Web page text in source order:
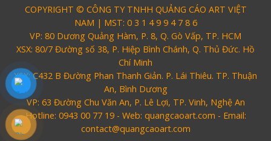
COPYRIGHT © CÔNG TY TNHH QUẢNG CÁO ART VIỆT
NAM | MST: 0 3 1 4 9 9 4 7 8 6
VP: 80 Dương Quảng Hàm, P. 8, Q. Gò Vấp, TP. HCM
XSX: 80/7 Đường số 38, P. Hiệp Bình Chánh, Q. Thủ Đức. Hồ
Chí Minh
XSX: C432 B Đường Phan Thanh Giản. P. Lái Thiêu. TP. Thuận
An, Bình Dương
VP: 63 Đường Chu Văn An, P. Lê Lợi, TP. Vinh, Nghệ An
Hotline: 0943 00 77 19 - Web: quangcaoart.com - Email:
contact@quangcaoart.com